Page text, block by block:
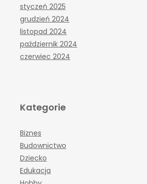
styczeń 2025
grudzień 2024
listopad 2024
październik 2024
czerwiec 2024
Kategorie
Biznes
Budownictwo
Dziecko
Edukacja